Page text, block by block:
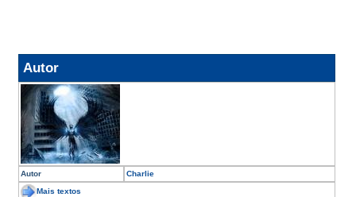
Autor
Autor Charlie
Mais textos